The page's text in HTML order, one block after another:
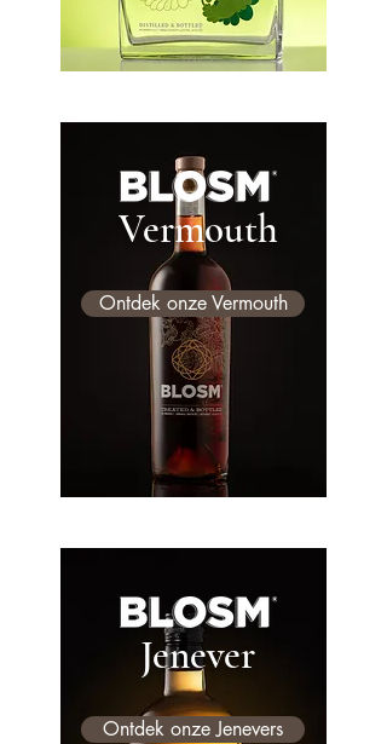
Vermouth
Ontdek onze Vermouth
Jenever
Ontdek onze Jenevers